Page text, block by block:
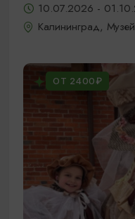
10.07.2026 -
Калининград,
ОТ 2400₽